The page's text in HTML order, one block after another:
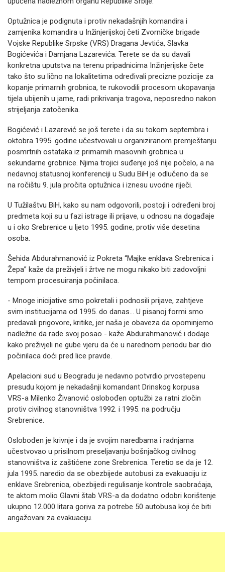
Optužnica je podignuta i protiv nekadašnjih komandira i
zamjenika komandira u Inžinjerijskoj četi Zvorničke brigade
Vojske Republike Srpske (VRS) Dragana Jevtića, Slavka
Bogićevića i Damjana Lazarevića. Terete se da su davali
konkretna uputstva na terenu pripadnicima Inžinjerijske čete
tako što su lično na lokalitetima određivali precizne pozicije za
kopanje primarnih grobnica, te rukovodili procesom ukopavanja
tijela ubijenih u jame, radi prikrivanja tragova, neposredno nakon
strijeljanja zatočenika.
Bogićević i Lazarević se još terete i da su tokom septembra i
oktobra 1995. godine učestvovali u organiziranom premještanju
posmrtnih ostataka iz primarnih masovnih grobnica u
sekundarne grobnice. Njima trojici suđenje još nije počelo, a na
nedavnoj statusnoj konferenciji u Sudu BiH je odlučeno da se
na ročištu 9. jula pročita optužnica i iznesu uvodne riječi.
U Tužilaštvu BiH, kako su nam odgovorili, postoji i određeni broj
predmeta koji su u fazi istrage ili prijave, u odnosu na događaje
u i oko Srebrenice u ljeto 1995. godine, protiv više desetina
osoba.
Šehida Abdurahmanović iz Pokreta “Majke enklava Srebrenica i
Žepa” kaže da preživjeli i žrtve ne mogu nikako biti zadovoljni
tempom procesuiranja počinilaca.
- Mnoge inicijative smo pokretali i podnosili prijave, zahtjeve
svim institucijama od 1995. do danas… U pisanoj formi smo
predavali prigovore, kritike, jer naša je obaveza da opominjemo
nadležne da rade svoj posao - kaže Abdurahmanović i dodaje
kako preživjeli ne gube vjeru da će u narednom periodu bar dio
počinilaca doći pred lice pravde.
Apelacioni sud u Beogradu je nedavno potvrdio prvostepenu
presudu kojom je nekadašnji komandant Drinskog korpusa
VRS-a Milenko Živanović oslobođen optužbi za ratni zločin
protiv civilnog stanovništva 1992. i 1995. na području
Srebrenice.
Oslobođen je krivnje i da je svojim naredbama i radnjama
učestvovao u prisilnom preseljavanju bošnjačkog civilnog
stanovništva iz zaštićene zone Srebrenica. Teretio se da je 12.
jula 1995. naredio da se obezbijede autobusi za evakuaciju iz
enklave Srebrenica, obezbijedi regulisanje kontrole saobraćaja,
te aktom molio Glavni štab VRS-a da dodatno odobri korištenje
ukupno 12.000 litara goriva za potrebe 50 autobusa koji će biti
angažovani za evakuaciju.